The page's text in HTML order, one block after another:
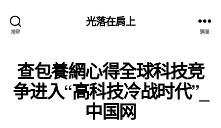
搜尋
光落在肩上
選單
查包養網心得全球科技竞
争进入“高科技冷战时代”_
中国网